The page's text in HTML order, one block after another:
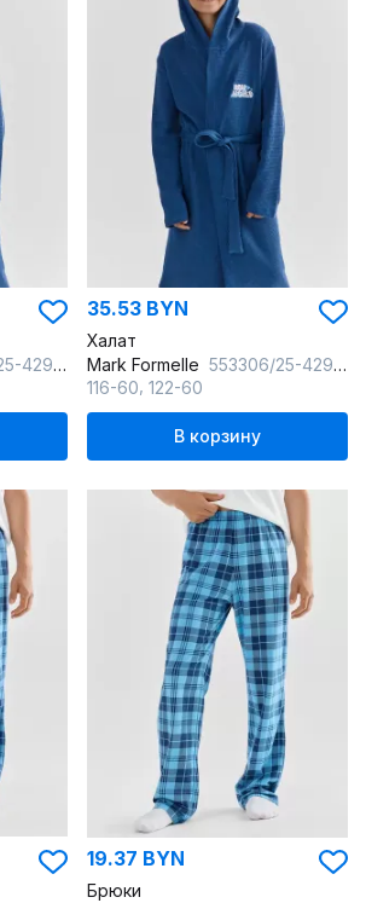
35.53 BYN
Халат
Mark Formelle 553306/25-42903Ц-24-2 полуночно_синий_764_W_вышивка
116-60 122-60
В корзину
19.37 BYN
Брюки